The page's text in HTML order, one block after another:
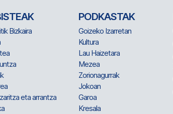
Bizkaira
eta arrantza
PODKASTAK
Goizeko Izarretan
Kultura
Lau Haizetara
Mezea
Zorionagurrak
Jokoan
Garoa
Kresala